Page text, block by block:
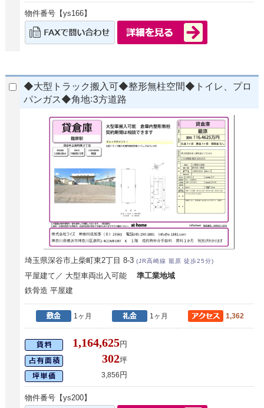
物件番号【ys166】
◆大型トラック搬入可◆整形無柱空間◆トイレ、プロ
パンガス◆角地:3方道路
埼玉県深谷市上柴町東2丁目 8-3(JR高崎線 籠原 徒歩25分)
平屋建て／ 大型車両出入可能準工業地域
鉄骨造 平屋建
1ヶ月 1ヶ月 1,362
1,164,625円
302坪
3,856 円
物件番号【ys200】